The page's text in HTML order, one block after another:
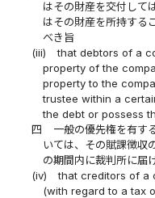
はその財産を交付して
はその財産を所持する
べき旨
(iii)
that debtors of a
property of the
property to the
trustee within a
the debt or possess
四
一般の優先権を有す
いては、その賦課徴収
の期間内に裁判所に届
(iv)
that creditors of a
(with regard to a tax